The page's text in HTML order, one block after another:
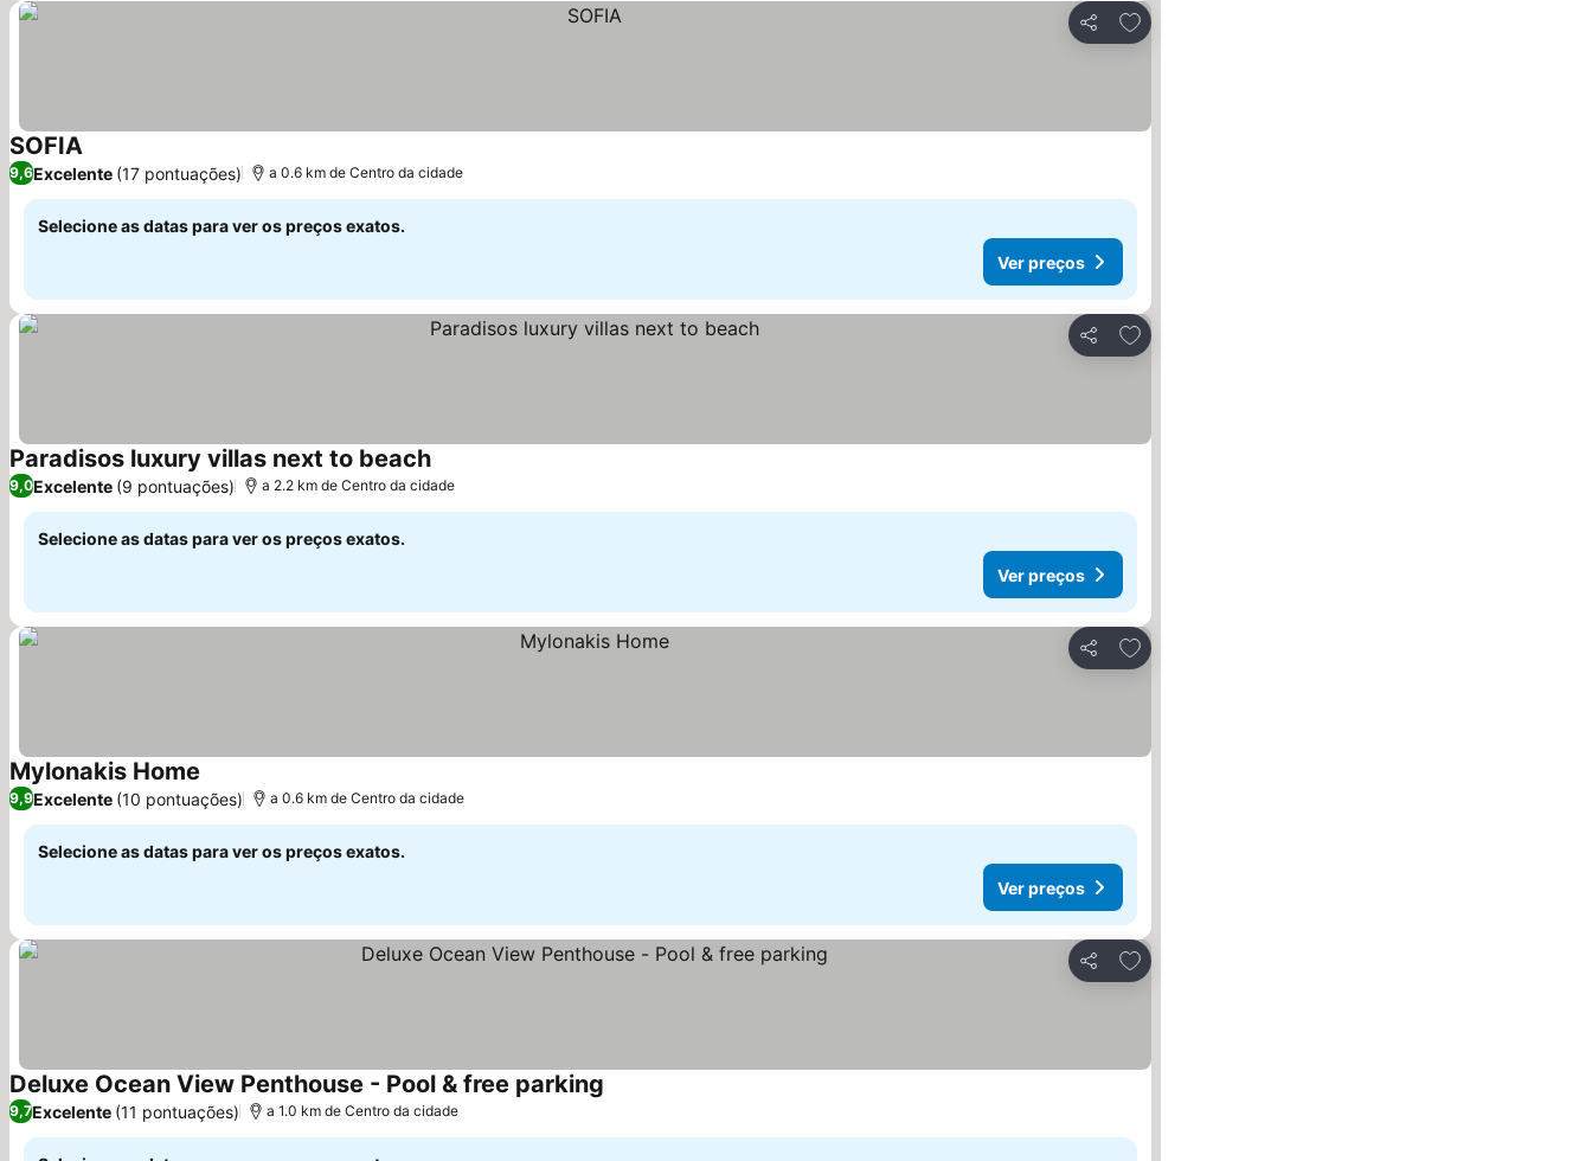
Partilhar
Adicionar aos favoritos
SOFIAVer preços
9,6Excelente (17 pontuações) a 0.6 km de Centro da cidade
Selecione as datas para ver os preços exatos.
Ver preços
Partilhar
Adicionar aos favoritos
Paradisos luxury villas next to beachVer preços
9,0Excelente (9 pontuações) a 2.2 km de Centro da cidade
Selecione as datas para ver os preços exatos.
Ver preços
Partilhar
Adicionar aos favoritos
Mylonakis Home Ver preços
9,9Excelente (10 pontuações) a 0.6 km de Centro da cidade
Selecione as datas para ver os preços exatos.
Ver preços
Partilhar
Adicionar aos favoritos
Deluxe Ocean View Penthouse - Pool & free parking
9,7Excelente (11 pontuações) a 1.0 km de Centro da cidade